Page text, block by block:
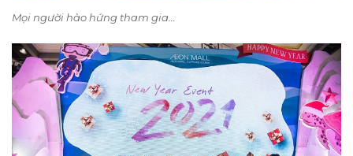
Mọi người hào hứng tham gia…